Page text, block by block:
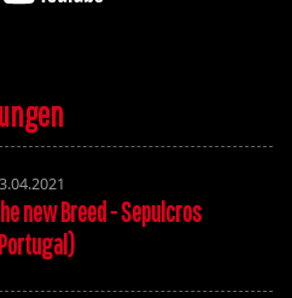
new Breed - Sepulcros